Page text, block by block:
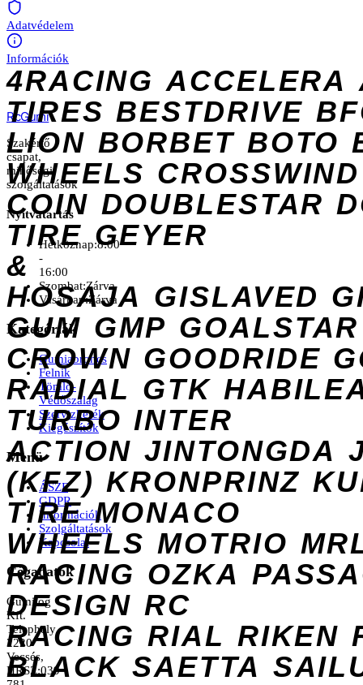
Adatvédelem
Információk
4RACING ACCELERA
TIRES BESTDRIVE
LION BORBET BOTO
WHEELS CROSSWIND
COIN DOUBLESTAR
TIRE GEYER
&
HOSAJA GISLAVED
GUM GMP GOALSTAR
CROWN GOODRIDE
RADIAL GTK
TURBO INTER
ACTION JINTONGDA
(KFZ) KRONPRINZ
TIRE MONACO
WHEELS MOTRIO
RACING OZKA
DESIGN RC
RACING RIAL RIKEN
BLACK SAETTA
RcGumi
Szakértő
csapat,
minőségi
szolgáltatások
Nyitvatartás
Hétköznap:8:00
-
16:00
Szombat:Zárva
Vasárnap:Zárva
Kategóriák
Gumiabroncs
Felnik
Tömlő-
Védőszalag
Szervizkerék
Kiegészítők
Menü
ÁSZF
GDPR
Információk
Szolgáltatások
Kapcsolat
Cégadatok
Gumilog
Kft.
Telephely
2220
Vecsés,
HRSZ:039